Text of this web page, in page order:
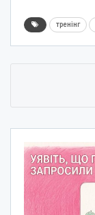
тренінг